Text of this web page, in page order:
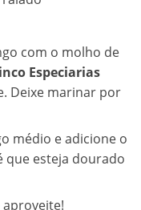
de
e
pronta. Você